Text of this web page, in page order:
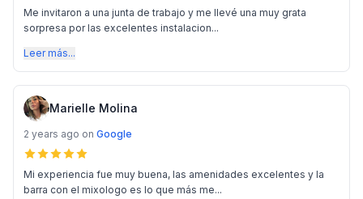
Me invitaron a una junta de trabajo y me llevé una muy grata
sorpresa por las excelentes instalacion...
Leer más...
Marielle Molina
2 years ago on Google
Mi experiencia fue muy buena, las amenidades excelentes y la
barra con el mixologo es lo que más me...